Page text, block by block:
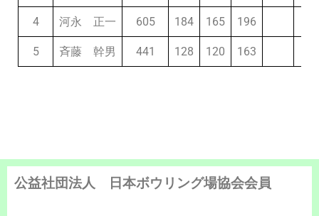
4 河永 正一 605 184 165 196
5 斉藤 幹男 441 128 120 163
公益社団法人 日本ボウリング場協会会員